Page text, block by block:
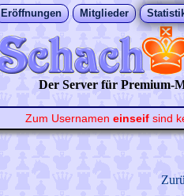
Eröffnungen Mitglieder
Der Server für Premium-
Zum Usernamen einseif sind